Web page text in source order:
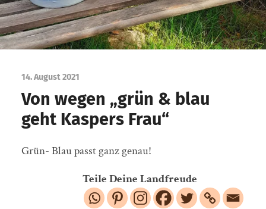
14. August 2021
Von wegen „grün & blau
geht Kaspers Frau“
Grün- Blau passt ganz genau!
Teile Deine Landfreude